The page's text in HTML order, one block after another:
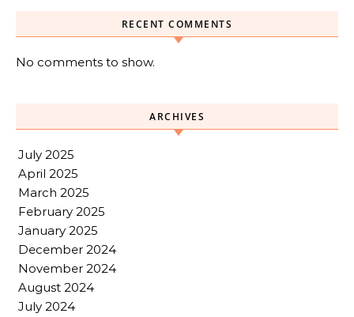
RECENT COMMENTS
No comments to show.
ARCHIVES
July 2025
April 2025
March 2025
February 2025
January 2025
December 2024
November 2024
August 2024
July 2024